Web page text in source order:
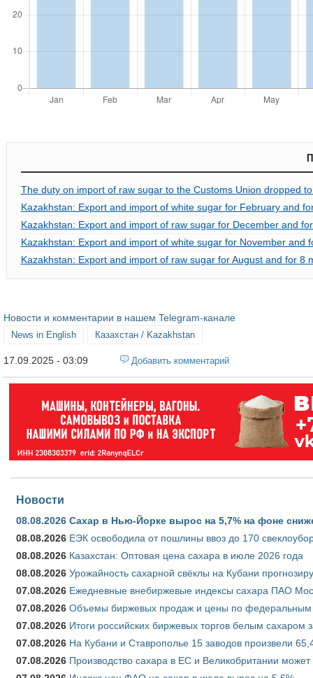
The duty on import of raw sugar to the Customs Union dropped
Kazakhstan: Export and import of white sugar for February and
Kazakhstan: Export and import of raw sugar for December and
Kazakhstan: Export and import of white sugar for November and
Kazakhstan: Export and import of raw sugar for August and for 8
Новости и комментарии в нашем Telegram-канале
News in English Казахстан / Kazakhstan
17.09.2025 - 03:09 Добавить комментарий
Новости
08.08.2026 Сахар в Нью-Йорке вырос на 5,7% на фоне
08.08.2026 ЕЭК освободила от пошлины ввоз до 170
08.08.2026 Казахстан: Оптовая цена сахара в июле 2026 года
08.08.2026 Урожайность сахарной свёклы на Кубани
07.08.2026 Ежедневные внебиржевые индексы сахара ПАО
07.08.2026 Объемы биржевых продаж и цены по федеральным
07.08.2026 Итоги российских биржевых торгов белым сахаром
07.08.2026 На Кубани и Ставрополье 15 заводов произвели
07.08.2026 Производство сахара в ЕС и Великобритании